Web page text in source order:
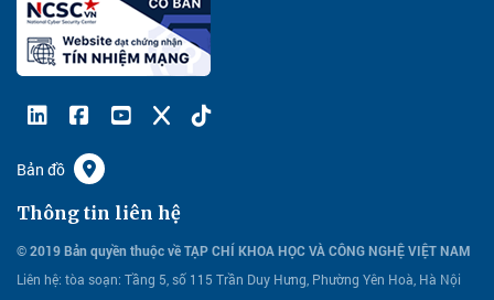
Bản đồ
Thông tin liên hệ
© 2019 Bản quyền thuộc về TẠP CHÍ KHOA HỌC VÀ CÔNG NGHỆ VIỆT NAM
Liên hệ: tòa soạn: Tầng 5, số 115 Trần Duy Hưng, Phường Yên Hoà, Hà Nội